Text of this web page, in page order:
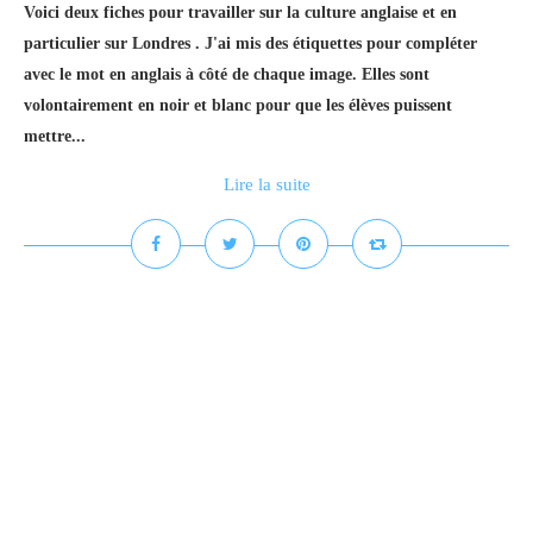
Voici deux fiches pour travailler sur la culture anglaise et en
particulier sur Londres . J'ai mis des étiquettes pour compléter
avec le mot en anglais à côté de chaque image. Elles sont
volontairement en noir et blanc pour que les élèves puissent
mettre...
Lire la suite